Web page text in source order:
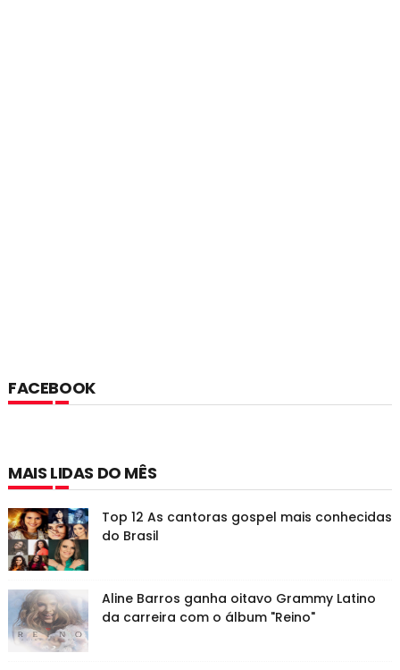
FACEBOOK
MAIS LIDAS DO MÊS
Top 12 As cantoras gospel mais conhecidas
do Brasil
Aline Barros ganha oitavo Grammy Latino
da carreira com o álbum "Reino"